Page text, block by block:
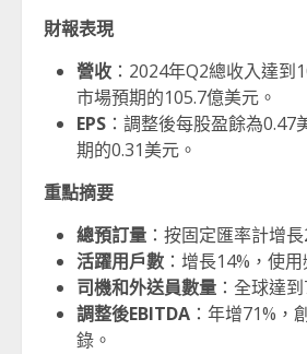
財報表現
營收 ：2024年Q2總收入達到
市場預期的105.7億美元。
EPS ：調整後每股盈餘為0.47
期的0.31美元。
重點摘要
總預訂量 ：按固定匯率計增長
活躍用戶數 ：增長14%，使
司機和外送員數量 ：全球達
調整後EBITDA ：年增71%，
錄。